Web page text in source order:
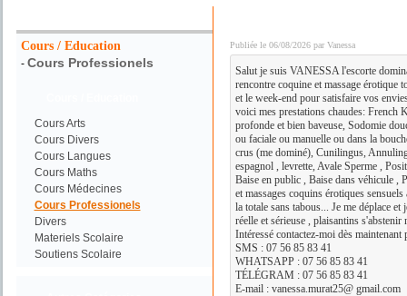
Cours / Education
- Cours Professionels
Cours Arts
Cours Divers
Cours Langues
Cours Maths
Cours Médecines
Cours Professionels
Divers
Materiels Scolaire
Soutiens Scolaire
Publiée le 06/08/2026 par Vanessa
Salut je suis VANESSA l'escorte
rencontre coquine et massage érotique
et le week-end pour satisfaire vos
voici mes prestations chaudes: French
profonde et bien baveuse, Sodomie
ou faciale ou manuelle ou dans la
crus (me dominé), Cunilingus,
espagnol , levrette, Avale Sperme ,
Baise en public , Baise dans véhicule ,
et massages coquins érotiques
la totale sans tabous... Je me déplace
réelle et sérieuse , plaisantins s'abstenir
Intéressé contactez-moi dès maintenant
SMS : 07 56 85 83 41
WHATSAPP : 07 56 85 83 41
TÉLÉGRAM : 07 56 85 83 41
E-mail : vanessa.murat25@ gmail.com